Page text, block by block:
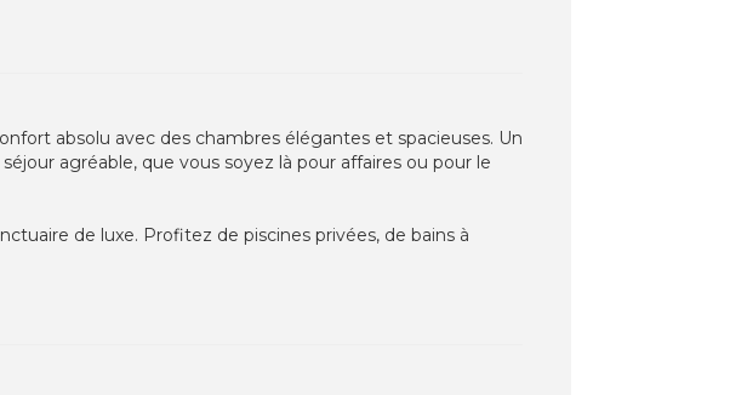
absolu avec des chambres élégantes et spacieuses. Un
agréable, que vous soyez là pour affaires ou pour le
de luxe. Profitez de piscines privées, de bains à